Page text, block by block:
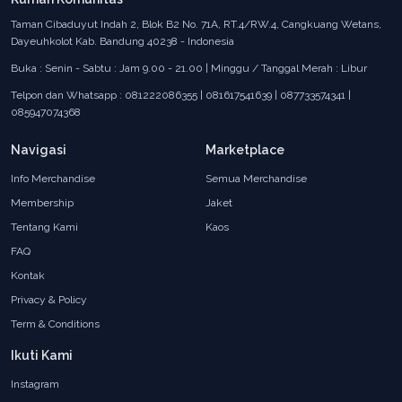
Taman Cibaduyut Indah 2, Blok B2 No. 71A, RT.4/RW.4, Cangkuang Wetans,
Dayeuhkolot Kab. Bandung 40238 - Indonesia
Buka : Senin - Sabtu : Jam 9.00 - 21.00 | Minggu / Tanggal Merah : Libur
Telpon dan Whatsapp : 081222086355 | 081617541639 | 087733574341 |
085947074368
Navigasi
Info Merchandise
Membership
Tentang Kami
FAQ
Kontak
Privacy & Policy
Term & Conditions
Marketplace
Semua Merchandise
Jaket
Kaos
Ikuti Kami
Instagram